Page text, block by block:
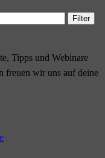
Filter
Tipps und Webinare
freuen wir uns auf deine